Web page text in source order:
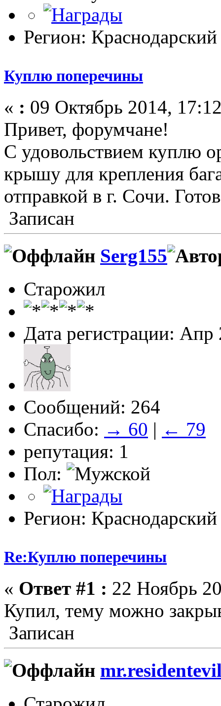
Регион:
Куплю поперечины
« : 09 Октябрь 2014,
Привет, форумчане!
С удовольствием куплю
крышу для крепления
отправкой в г. Сочи.
Записан
Serg155
Старожил
Дата регистрации: Апр
Сообщений: 264
Спасибо: → 60 | ← 79
репутация: 1
Пол:
Регион:
Re:Куплю поперечины
« Ответ #1 : 22 Ноябрь
Купил, тему можно
Записан